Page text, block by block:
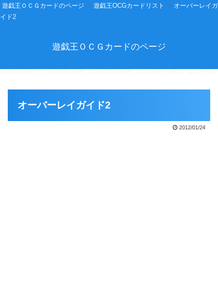
遊戯王ＯＣＧカードのページ 遊戯王OCGカードリスト
オーバーレイガ
イド2
遊戯王ＯＣＧカードのページ
オーバーレイガイド2
2012/01/24